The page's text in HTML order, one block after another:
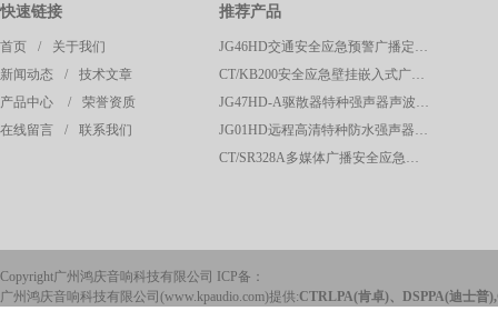
快速链接
首页 /
关于我们
新闻动态
/
技术文章
产品中心
/
荣誉资质
在线留言
/ 联系我们
推荐产品
JG46HD交通安全应急预警广播定向高清强声器
CT/KB200安全应急壁挂嵌入式广播呼叫控制主机
JG47HD-A驱散器特种强声器声波定向驱散器应急预警系统
JG01HD远程高清特种防水强声器校园广播应急系统
CT/SR328A多媒体广播安全应急声波驱散系统控制主机
Copyright广州鸿庆音响科技有限公司 ICP备：
广州鸿庆音响科技有限公司(www.kpaudio.com)提供:CTRLPA(肯卓)、DSPPA(迪士普